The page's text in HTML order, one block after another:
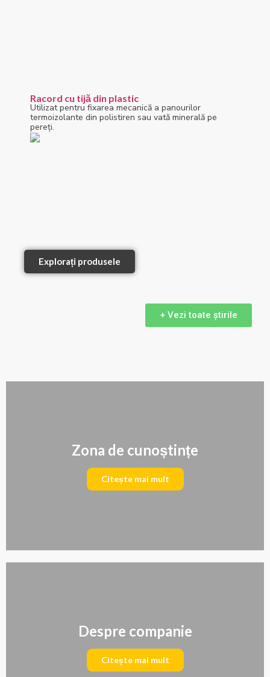
Racord cu tijă din plastic
Utilizat pentru fixarea mecanică a panourilor
termoizolante din polistiren sau vată minerală pe
pereți.
Explorați produsele
+ Vezi toate știrile
Zona de cunoștințe
Citește mai mult
Despre companie
Citește mai mult